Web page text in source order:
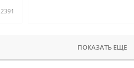
2391
ПОКАЗАТЬ ЕЩЕ